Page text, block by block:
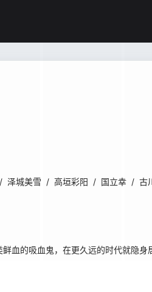
/ 泽城美雪 / 高垣彩阳 / 国立幸 / 古
的吸血鬼，在更久远的时代就隐身